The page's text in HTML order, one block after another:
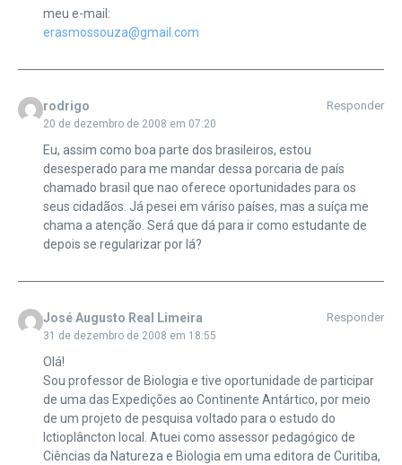
meu e-mail:
erasmossouza@gmail.com
rodrigo
20 de dezembro de 2008 em 07:20
Responder
Eu, assim como boa parte dos brasileiros, estou
desesperado para me mandar dessa porcaria de país
chamado brasil que nao oferece oportunidades para os
seus cidadãos. Já pesei em váriso países, mas a suíça me
chama a atenção. Será que dá para ir como estudante de
depois se regularizar por lá?
José Augusto Real Limeira
31 de dezembro de 2008 em 18:55
Responder
Olá!
Sou professor de Biologia e tive oportunidade de participar
de uma das Expedições ao Continente Antártico, por meio
de um projeto de pesquisa voltado para o estudo do
Ictioplâncton local. Atuei como assessor pedagógico de
Ciências da Natureza e Biologia em uma editora de Curitiba,